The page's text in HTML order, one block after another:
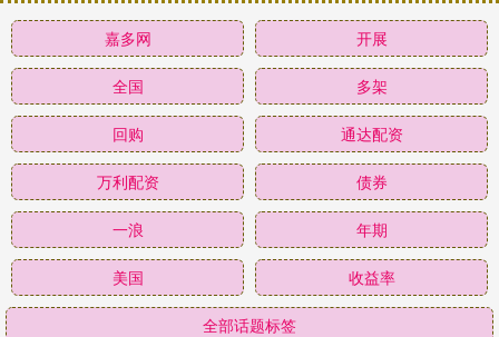
嘉多网 开展
全国 多架
回购 通达配资
万利配资 债券
一浪 年期
美国 收益率
全部话题标签